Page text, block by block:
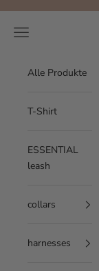
Navigation menu
Alle Produkte
T-Shirt
ESSENTIAL
leash
collars
harnesses